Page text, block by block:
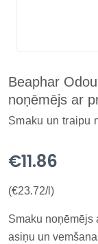
Beaphar
noņēmējs ar
Smaku un traipu
€11.86
(€23.72/l)
Smaku noņēmējs
asiņu un